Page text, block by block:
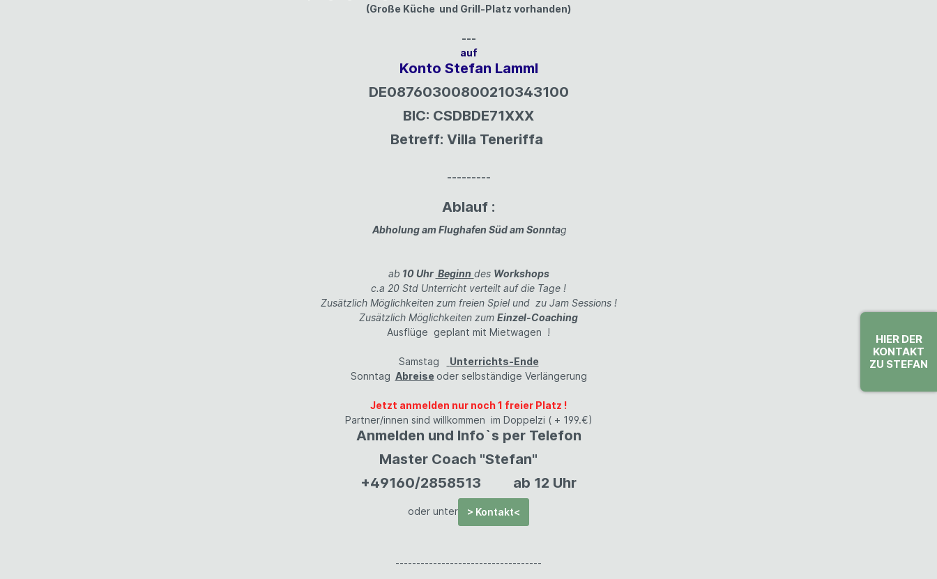
(Große Küche und Grill-Platz vorhanden)
---
auf
Konto Stefan Lamml
DE08760300800210343100
BIC: CSDBDE71XXX
Betreff: Villa Teneriffa
---------
Ablauf :
Abholung am Flughafen Süd am Sonntag
ab 10 Uhr Beginn des Workshops
c.a 20 Std Unterricht verteilt auf die Tage !
Zusätzlich Möglichkeiten zum freien Spiel und zu Jam Sessions !
Zusätzlich Möglichkeiten zum Einzel-Coaching
Ausflüge geplant mit Mietwagen !
Samstag
Unterrichts-Ende
Sonntag Abreise oder selbständige Verlängerung
Jetzt anmelden nur noch 1 freier Platz !
Partner/innen sind willkommen im Doppelzi ( + 199.€)
Anmelden und Info`s per Telefon
Master Coach "Stefan"
+49160/2858513
ab 12 Uhr
oder unter > Kontakt<
-----------------------------------
HIER DER
KONTAKT
ZU STEFAN